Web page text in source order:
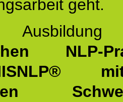
geht.
NLP-
IISNLP®